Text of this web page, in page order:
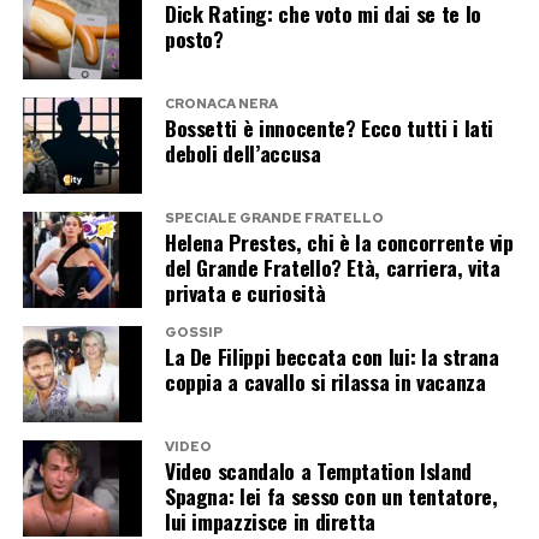
Mentre il Grande Fratello insiste, Casalino ha già
scelto un altro palcoscenico Mediaset. Ha infatti
registrato una partecipazione a Tu sì que vales,
dove sarà protagonista nello spazio dedicato al
Lip Sync insieme a Maria De Filippi.
Il duetto promette di diventare uno dei
momenti più curiosi della trasmissione. Casalino
vestirà i panni di Zucchero, mentre Maria De
Filippi interpreterà Loredana Bertè. Un
accostamento che difficilmente sarebbe venuto
in mente anche al più fantasioso degli autori
televisivi: l’ex portavoce del premier e la regina
di Canale 5 trasformati in due icone della musica
italiana.
Dick Rating: che voto mi dai se te lo
posto?
CRONACA NERA
Bossetti è innocente? Ecco tutti i lati
deboli dell’accusa
SPECIALE GRANDE FRATELLO
Helena Prestes, chi è la concorrente vip
del Grande Fratello? Età, carriera, vita
privata e curiosità
GOSSIP
La De Filippi beccata con lui: la strana
coppia a cavallo si rilassa in vacanza
VIDEO
Video scandalo a Temptation Island
Spagna: lei fa sesso con un tentatore,
lui impazzisce in diretta